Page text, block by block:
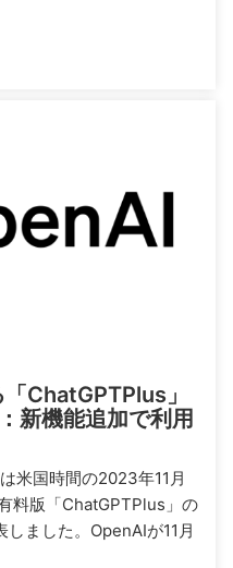
ChatGPTPlus」
新機能追加で利用
米国時間の2023年11月
料版「ChatGPTPlus」の
ました。OpenAIが11月